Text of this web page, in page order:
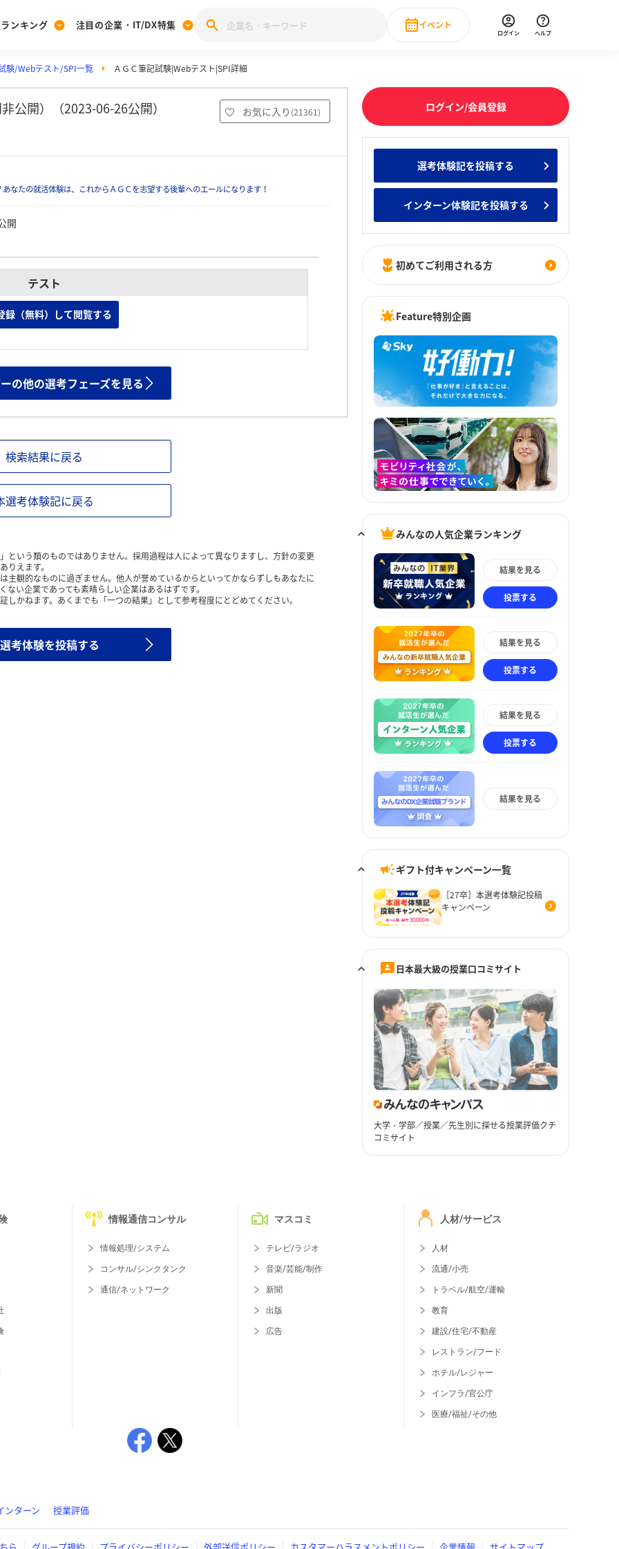
[27卒] 本選考体験記投稿キャンペーン
ンキング
みんなのDX企業就職ブランド調査
みんなの新卒就職人気企業ランキング みんなのインターン人気企業ランキ
注目の企業・IT/DX特集
28卒 IT・DX現場社員インタビュー
イベント
直近のイベント一覧
ログイン ヘルプ
験/Webテスト/SPI一覧 ＡＧＣ筆記試験|Webテスト|SPI詳細
公開）（2023-06-26公開） お気に入り (21361)
なたの就活体験は、これからＡＧＣを志望する後輩へのエールになります！
開
テスト
録（無料）して閲覧する
の他の選考フェーズを見る
検索結果に戻る
選考体験記に戻る
という類のものではありません。採用過程は人によって異なりますし、方針の変更
りえます。
主観的なものに過ぎません。他人が誉めているからといってかならずしもあなたに
い企業であっても素晴らしい企業はあるはずです。
かねます。あくまでも「一つの結果」として参考程度にとどめてください。
考体験を投稿する
ログイン/会員登録
選考体験記を投稿する
インターン体験記を投稿する
初めてご利用される方
Feature特別企画
みんなの人気企業ランキング
結果を見る
投票する
結果を見る
投票する
結果を見る
投票する
結果を見る
ギフト付キャンペーン一覧
［27卒］本選考体験記投稿
キャンペーン
日本最大級の授業口コミサイト
大学・学部／授業／先生別に探せる授業評価クチ
コミサイト
情報通信コンサル
情報処理/システム
コンサル/シンクタンク
通信/ネットワーク
マスコミ
テレビ/ラジオ
音楽/芸能/制作
新聞
出版
広告
人材/サービス
人材
流通/小売
トラベル/航空/運輸
教育
建設/住宅/不動産
レストラン/フード
ホテル/レジャー
インフラ/官公庁
医療/福祉/その他
ンターン 授業評価